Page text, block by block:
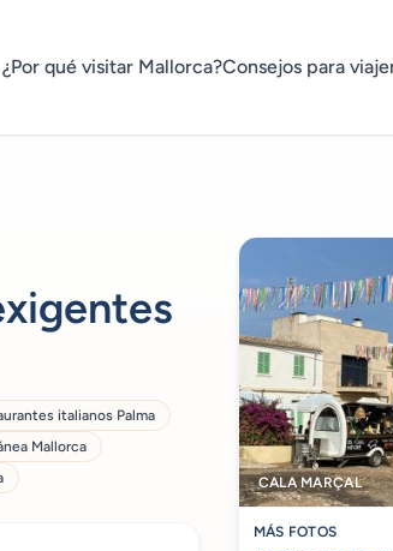
¿Por qué visitar Mallorca?Consejos para
italianos Palma
Mallorca
CALA MARÇAL
MÁS FOTOS